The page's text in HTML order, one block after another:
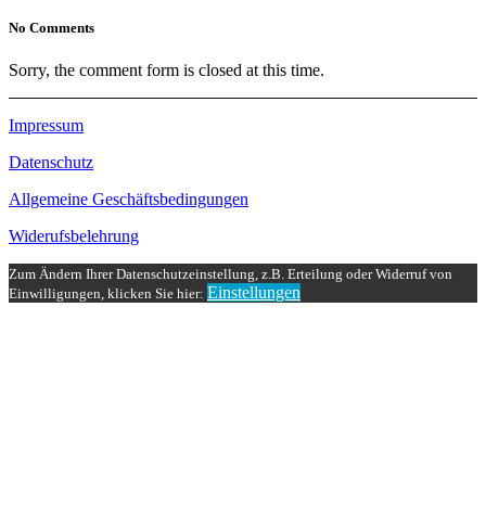
No Comments
Sorry, the comment form is closed at this time.
Impressum
Datenschutz
Allgemeine Geschäftsbedingungen
Widerufsbelehrung
Zum Ändern Ihrer Datenschutzeinstellung, z.B. Erteilung oder Widerruf von
Einwilligungen, klicken Sie hier: Einstellungen